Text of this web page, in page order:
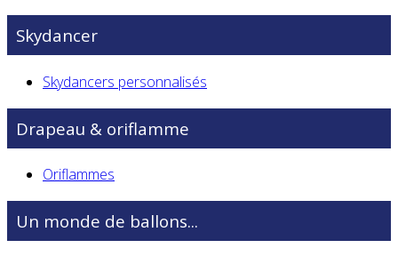
Skydancer
Skydancers personnalisés
Drapeau & oriflamme
Oriflammes
Un monde de ballons...